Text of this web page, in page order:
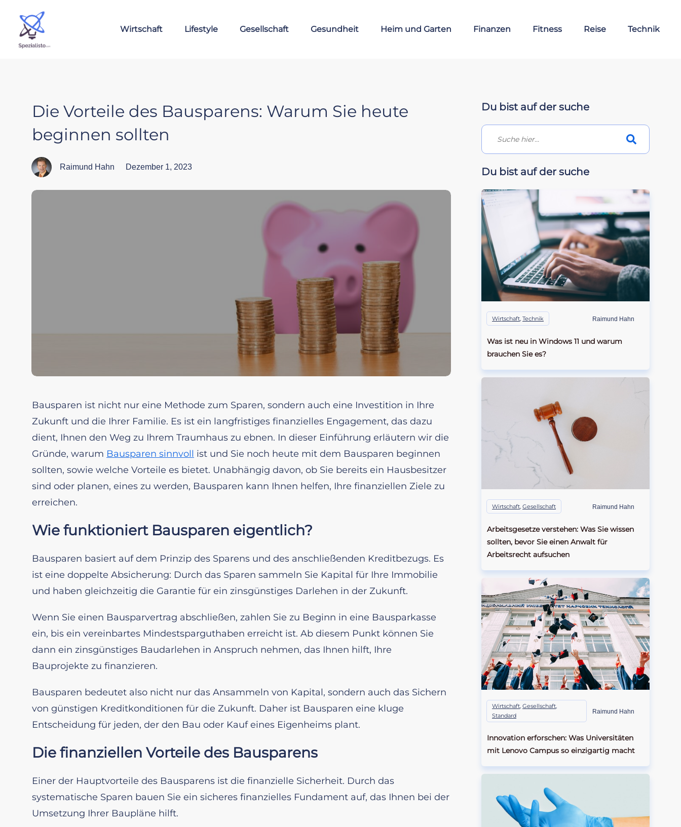
Wirtschaft Lifestyle Gesellschaft Gesundheit Heim und Garten Finanzen Fitness Reise Technik
Die Vorteile des Bausparens: Warum Sie heute
beginnen sollten
Raimund Hahn Dezember 1, 2023
Bausparen ist nicht nur eine Methode zum Sparen, sondern auch eine Investition in Ihre
Zukunft und die Ihrer Familie. Es ist ein langfristiges finanzielles Engagement, das dazu
dient, Ihnen den Weg zu Ihrem Traumhaus zu ebnen. In dieser Einführung erläutern wir die
Gründe, warum Bausparen sinnvoll ist und Sie noch heute mit dem Bausparen beginnen
sollten, sowie welche Vorteile es bietet. Unabhängig davon, ob Sie bereits ein Hausbesitzer
sind oder planen, eines zu werden, Bausparen kann Ihnen helfen, Ihre finanziellen Ziele zu
erreichen.
Wie funktioniert Bausparen eigentlich?
Bausparen basiert auf dem Prinzip des Sparens und des anschließenden Kreditbezugs. Es
ist eine doppelte Absicherung: Durch das Sparen sammeln Sie Kapital für Ihre Immobilie
und haben gleichzeitig die Garantie für ein zinsgünstiges Darlehen in der Zukunft.
Wenn Sie einen Bausparvertrag abschließen, zahlen Sie zu Beginn in eine Bausparkasse
ein, bis ein vereinbartes Mindestsparguthaben erreicht ist. Ab diesem Punkt können Sie
dann ein zinsgünstiges Baudarlehen in Anspruch nehmen, das Ihnen hilft, Ihre
Bauprojekte zu finanzieren.
Bausparen bedeutet also nicht nur das Ansammeln von Kapital, sondern auch das Sichern
von günstigen Kreditkonditionen für die Zukunft. Daher ist Bausparen eine kluge
Entscheidung für jeden, der den Bau oder Kauf eines Eigenheims plant.
Die finanziellen Vorteile des Bausparens
Einer der Hauptvorteile des Bausparens ist die finanzielle Sicherheit. Durch das
systematische Sparen bauen Sie ein sicheres finanzielles Fundament auf, das Ihnen bei der
Umsetzung Ihrer Baupläne hilft.
Du bist auf der suche
Du bist auf der suche
Wirtschaft Technik Raimund Hahn
Was ist neu in Windows 11 und warum
brauchen Sie es?
Wirtschaft, Gesellschaft Raimund Hahn
Arbeitsgesetze verstehen: Was Sie wissen
sollten, bevor Sie einen Anwalt für
Arbeitsrecht aufsuchen
Wirtschaft, Gesellschaft,
Standard
Raimund Hahn
Innovation erforschen: Was Universitäten
mit Lenovo Campus so einzigartig macht